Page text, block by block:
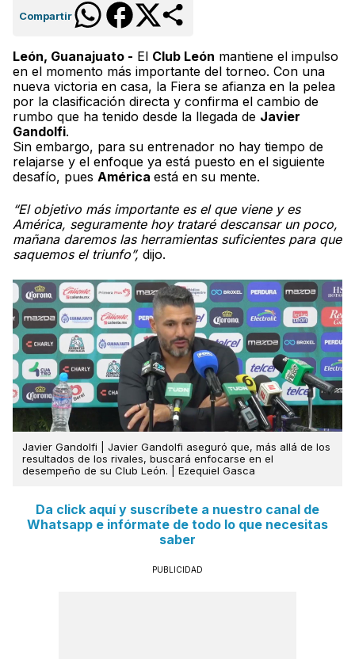
Compartir
León, Guanajuato - El Club León mantiene el impulso
en el momento más importante del torneo. Con una
nueva victoria en casa, la Fiera se afianza en la pelea
por la clasificación directa y confirma el cambio de
rumbo que ha tenido desde la llegada de Javier
Gandolfi.
Sin embargo, para su entrenador no hay tiempo de
relajarse y el enfoque ya está puesto en el siguiente
desafío, pues América está en su mente.
“El objetivo más importante es el que viene y es
América, seguramente hoy trataré descansar un poco,
mañana daremos las herramientas suficientes para que
saquemos el triunfo”, dijo.
Javier Gandolfi | Javier Gandolfi aseguró que, más allá de los
resultados de los rivales, buscará enfocarse en el
desempeño de su Club León. | Ezequiel Gasca
Da click aquí y suscríbete a nuestro canal de
Whatsapp e infórmate de todo lo que necesitas
saber
PUBLICIDAD